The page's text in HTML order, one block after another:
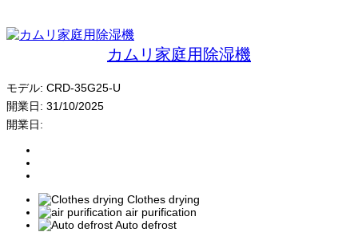
カムリ家庭用除湿機
モデル: CRD-35G25-U
開業日: 31/10/2025
開業日:
Clothes drying
air purification
Auto defrost